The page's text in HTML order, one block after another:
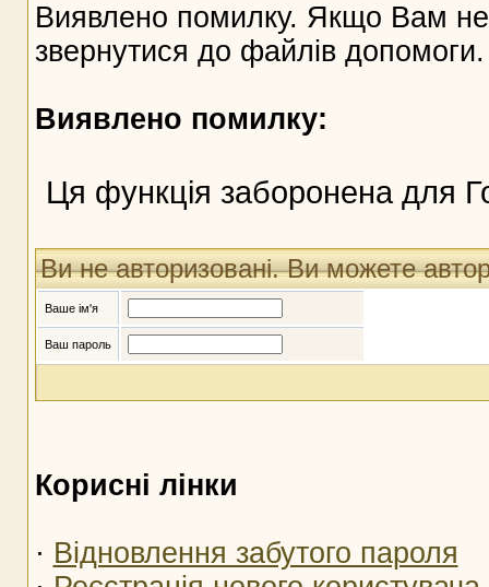
Виявлено помилку. Якщо Вам
звернутися до файлів допомоги.
Виявлено помилку:
Ця функція заборонена для
Ви не авторизовані. Ви можете
Ваше ім'я
Ваш пароль
Корисні лінки
· Відновлення забутого пароля